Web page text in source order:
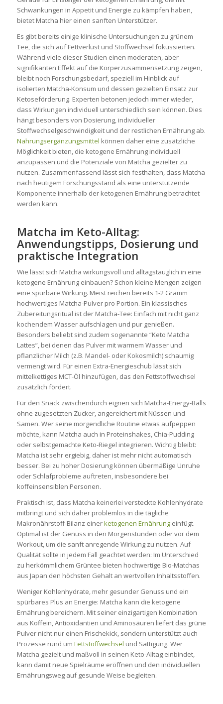
Schwankungen in Appetit und Energie zu kämpfen haben,
bietet Matcha hier einen sanften Unterstützer.
Es gibt bereits einige klinische Untersuchungen zu grünem
Tee, die sich auf Fettverlust und Stoffwechsel fokussierten.
Während viele dieser Studien einen moderaten, aber
signifikanten Effekt auf die Körperzusammensetzung zeigen,
bleibt noch Forschungsbedarf, speziell im Hinblick auf
isolierten Matcha-Konsum und dessen gezielten Einsatz zur
Ketoseförderung. Experten betonen jedoch immer wieder,
dass Wirkungen individuell unterschiedlich sein können. Dies
hängt besonders von Dosierung, individueller
Stoffwechselgeschwindigkeit und der restlichen Ernährung ab.
Nahrungsergänzungsmittel können daher eine zusätzliche
Möglichkeit bieten, die ketogene Ernährung individuell
anzupassen und die Potenziale von Matcha gezielter zu
nutzen. Zusammenfassend lässt sich festhalten, dass Matcha
nach heutigem Forschungsstand als eine unterstützende
Komponente innerhalb der ketogenen Ernährung betrachtet
werden kann.
Matcha im Keto-Alltag:
Anwendungstipps, Dosierung und
praktische Integration
Wie lässt sich Matcha wirkungsvoll und alltagstauglich in eine
ketogene Ernährung einbauen? Schon kleine Mengen zeigen
eine spürbare Wirkung. Meist reichen bereits 1-2 Gramm
hochwertiges Matcha-Pulver pro Portion. Ein klassisches
Zubereitungsritual ist der Matcha-Tee: Einfach mit nicht ganz
kochendem Wasser aufschlagen und pur genießen.
Besonders beliebt sind zudem sogenannte “Keto Matcha
Lattes”, bei denen das Pulver mit warmem Wasser und
pflanzlicher Milch (z.B. Mandel- oder Kokosmilch) schaumig
vermengt wird. Für einen Extra-Energieschub lässt sich
mittelkettiges MCT-Öl hinzufügen, das den Fettstoffwechsel
zusätzlich fördert.
Für den Snack zwischendurch eignen sich Matcha-Energy-Balls
ohne zugesetzten Zucker, angereichert mit Nüssen und
Samen. Wer seine morgendliche Routine etwas aufpeppen
möchte, kann Matcha auch in Proteinshakes, Chia-Pudding
oder selbstgemachte Keto-Riegel integrieren. Wichtig bleibt:
Matcha ist sehr ergiebig, daher ist mehr nicht automatisch
besser. Bei zu hoher Dosierung können übermäßige Unruhe
oder Schlafprobleme auftreten, insbesondere bei
koffeinsensiblen Personen.
Praktisch ist, dass Matcha keinerlei versteckte Kohlenhydrate
mitbringt und sich daher problemlos in die tägliche
Makronährstoff-Bilanz einerketogenen Ernährungeinfügt.
Optimal ist der Genuss in den Morgenstunden oder vor dem
Workout, um die sanft anregende Wirkung zu nutzen. Auf
Qualität sollte in jedem Fall geachtet werden: Im Unterschied
zu herkömmlichem Grüntee bieten hochwertige Bio-Matchas
aus Japan den höchsten Gehalt an wertvollen Inhaltsstoffen.
Weniger Kohlenhydrate, mehr gesunder Genuss und ein
spürbares Plus an Energie: Matcha kann die ketogene
Ernährung bereichern. Mit seiner einzigartigen Kombination
aus Koffein, Antioxidantien und Aminosäuren liefert das grüne
Pulver nicht nur einen Frischekick, sondern unterstützt auch
Prozesse rund um Fettstoffwechsel und Sättigung. Wer
Matcha gezielt und maßvoll in seinen Keto-Alltag einbindet,
kann damit neue Spielräume eröffnen und den individuellen
Ernährungsweg auf gesunde Weise begleiten.